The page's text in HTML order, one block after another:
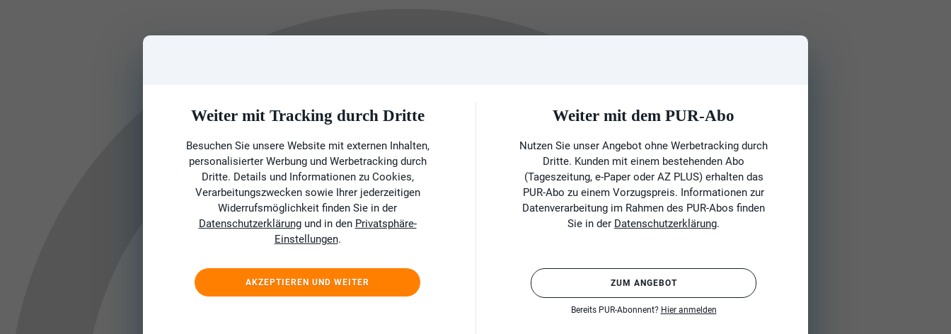
Weiter mit Tracking durch Dritte
Besuchen Sie unsere Website mit externen Inhalten,
personalisierter Werbung und Werbetracking durch
Dritte. Details und Informationen zu Cookies,
Verarbeitungszwecken sowie Ihrer jederzeitigen
Widerrufsmöglichkeit finden Sie in der
Datenschutzerklärungund in den Privatsphäre-
Einstellungen.
AKZEPTIEREN UND WEITER
Weiter mit dem PUR-Abo
Nutzen Sie unser Angebot ohne Werbetracking durch
Dritte. Kunden mit einem bestehenden Abo
(Tageszeitung, e-Paper oder AZ PLUS) erhalten das
PUR-Abo zu einem Vorzugspreis. Informationen zur
Datenverarbeitung im Rahmen des PUR-Abos finden
Sie in der Datenschutzerklärung.
ZUM ANGEBOT
Bereits PUR-Abonnent? Hier anmelden